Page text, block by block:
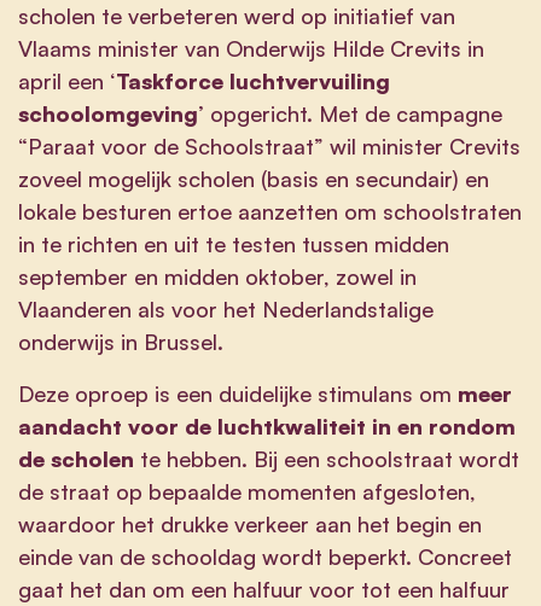
scholen te verbeteren werd op initiatief van
Vlaams minister van Onderwijs Hilde Crevits in
april een ‘Taskforce luchtvervuiling
schoolomgeving’ opgericht. Met de campagne
“Paraat voor de Schoolstraat” wil minister Crevits
zoveel mogelijk scholen (basis en secundair) en
lokale besturen ertoe aanzetten om schoolstraten
in te richten en uit te testen tussen midden
september en midden oktober, zowel in
Vlaanderen als voor het Nederlandstalige
onderwijs in Brussel.
Deze oproep is een duidelijke stimulans om meer
aandacht voor de luchtkwaliteit in en rondom
de scholen te hebben. Bij een schoolstraat wordt
de straat op bepaalde momenten afgesloten,
waardoor het drukke verkeer aan het begin en
einde van de schooldag wordt beperkt. Concreet
gaat het dan om een halfuur voor tot een halfuur